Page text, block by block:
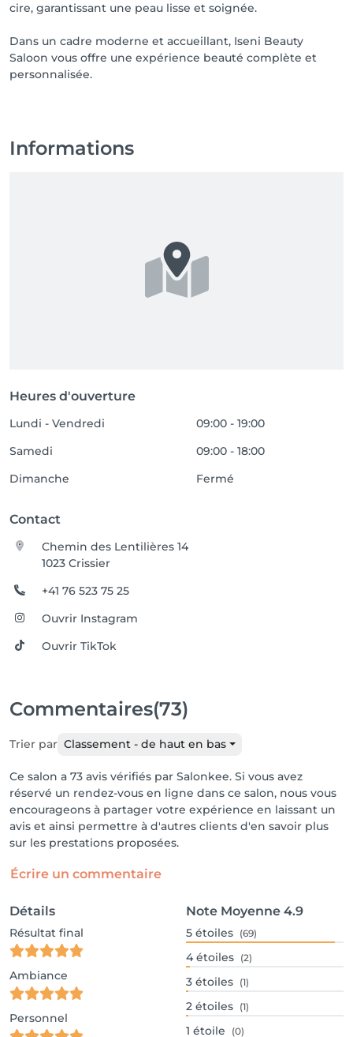
cire, garantissant une peau lisse et soignée.
Dans un cadre moderne et accueillant, Iseni Beauty
Saloon vous offre une expérience beauté complète et
personnalisée.
Informations
Heures d'ouverture
Lundi - Vendredi
09:00 - 19:00
Samedi
09:00 - 18:00
Dimanche
Fermé
Contact
Chemin des Lentilières 14
1023 Crissier
+41 76 523 75 25
Ouvrir Instagram
Ouvrir TikTok
Commentaires(73)
Trier par Classement - de haut en bas
Ce salon a 73 avis vérifiés par Salonkee. Si vous avez
réservé un rendez-vous en ligne dans ce salon, nous vous
encourageons à partager votre expérience en laissant un
avis et ainsi permettre à d'autres clients d'en savoir plus
sur les prestations proposées.
Écrire un commentaire
Détails
Résultat final
Ambiance
Personnel
Note Moyenne 4.9
5 étoiles (69)
4 étoiles (2)
3 étoiles (1)
2 étoiles (1)
1 étoile (0)